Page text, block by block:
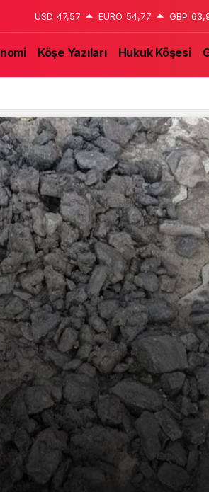
USD 47,57 EURO 54,77 GBP
Köşe Yazıları Hukuk Köşesi